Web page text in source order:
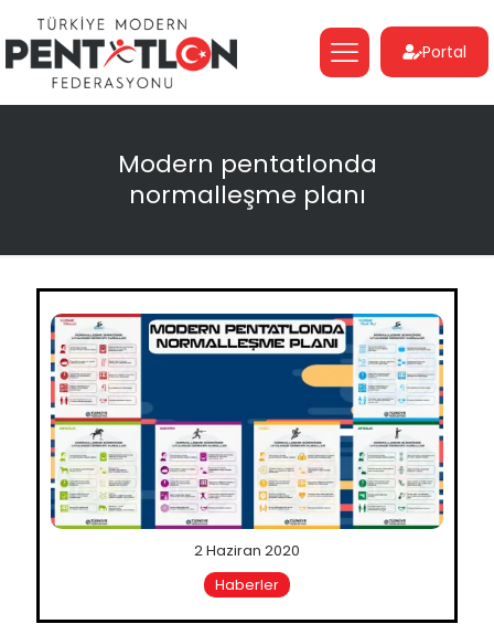
Portal
Modern pentatlonda
normalleşme planı
2 Haziran 2020
Haberler